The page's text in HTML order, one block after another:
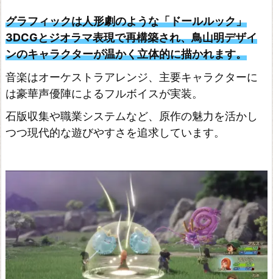
グラフィックは人形劇のような「ドールルック」
3DCGとジオラマ表現で再構築され、鳥山明デザイ
ンのキャラクターが温かく立体的に描かれます。
音楽はオーケストラアレンジ、主要キャラクターに
は豪華声優陣によるフルボイスが実装。
石版収集や職業システムなど、原作の魅力を活かし
つつ現代的な遊びやすさを追求しています。